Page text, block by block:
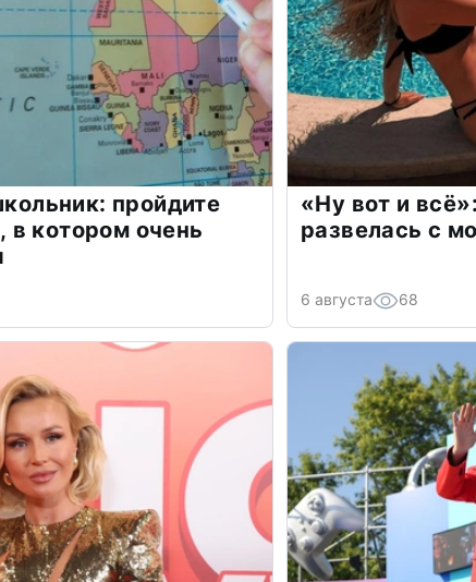
пройдите
в котором очень
«Ну вот и
развелась с
6 августа 68